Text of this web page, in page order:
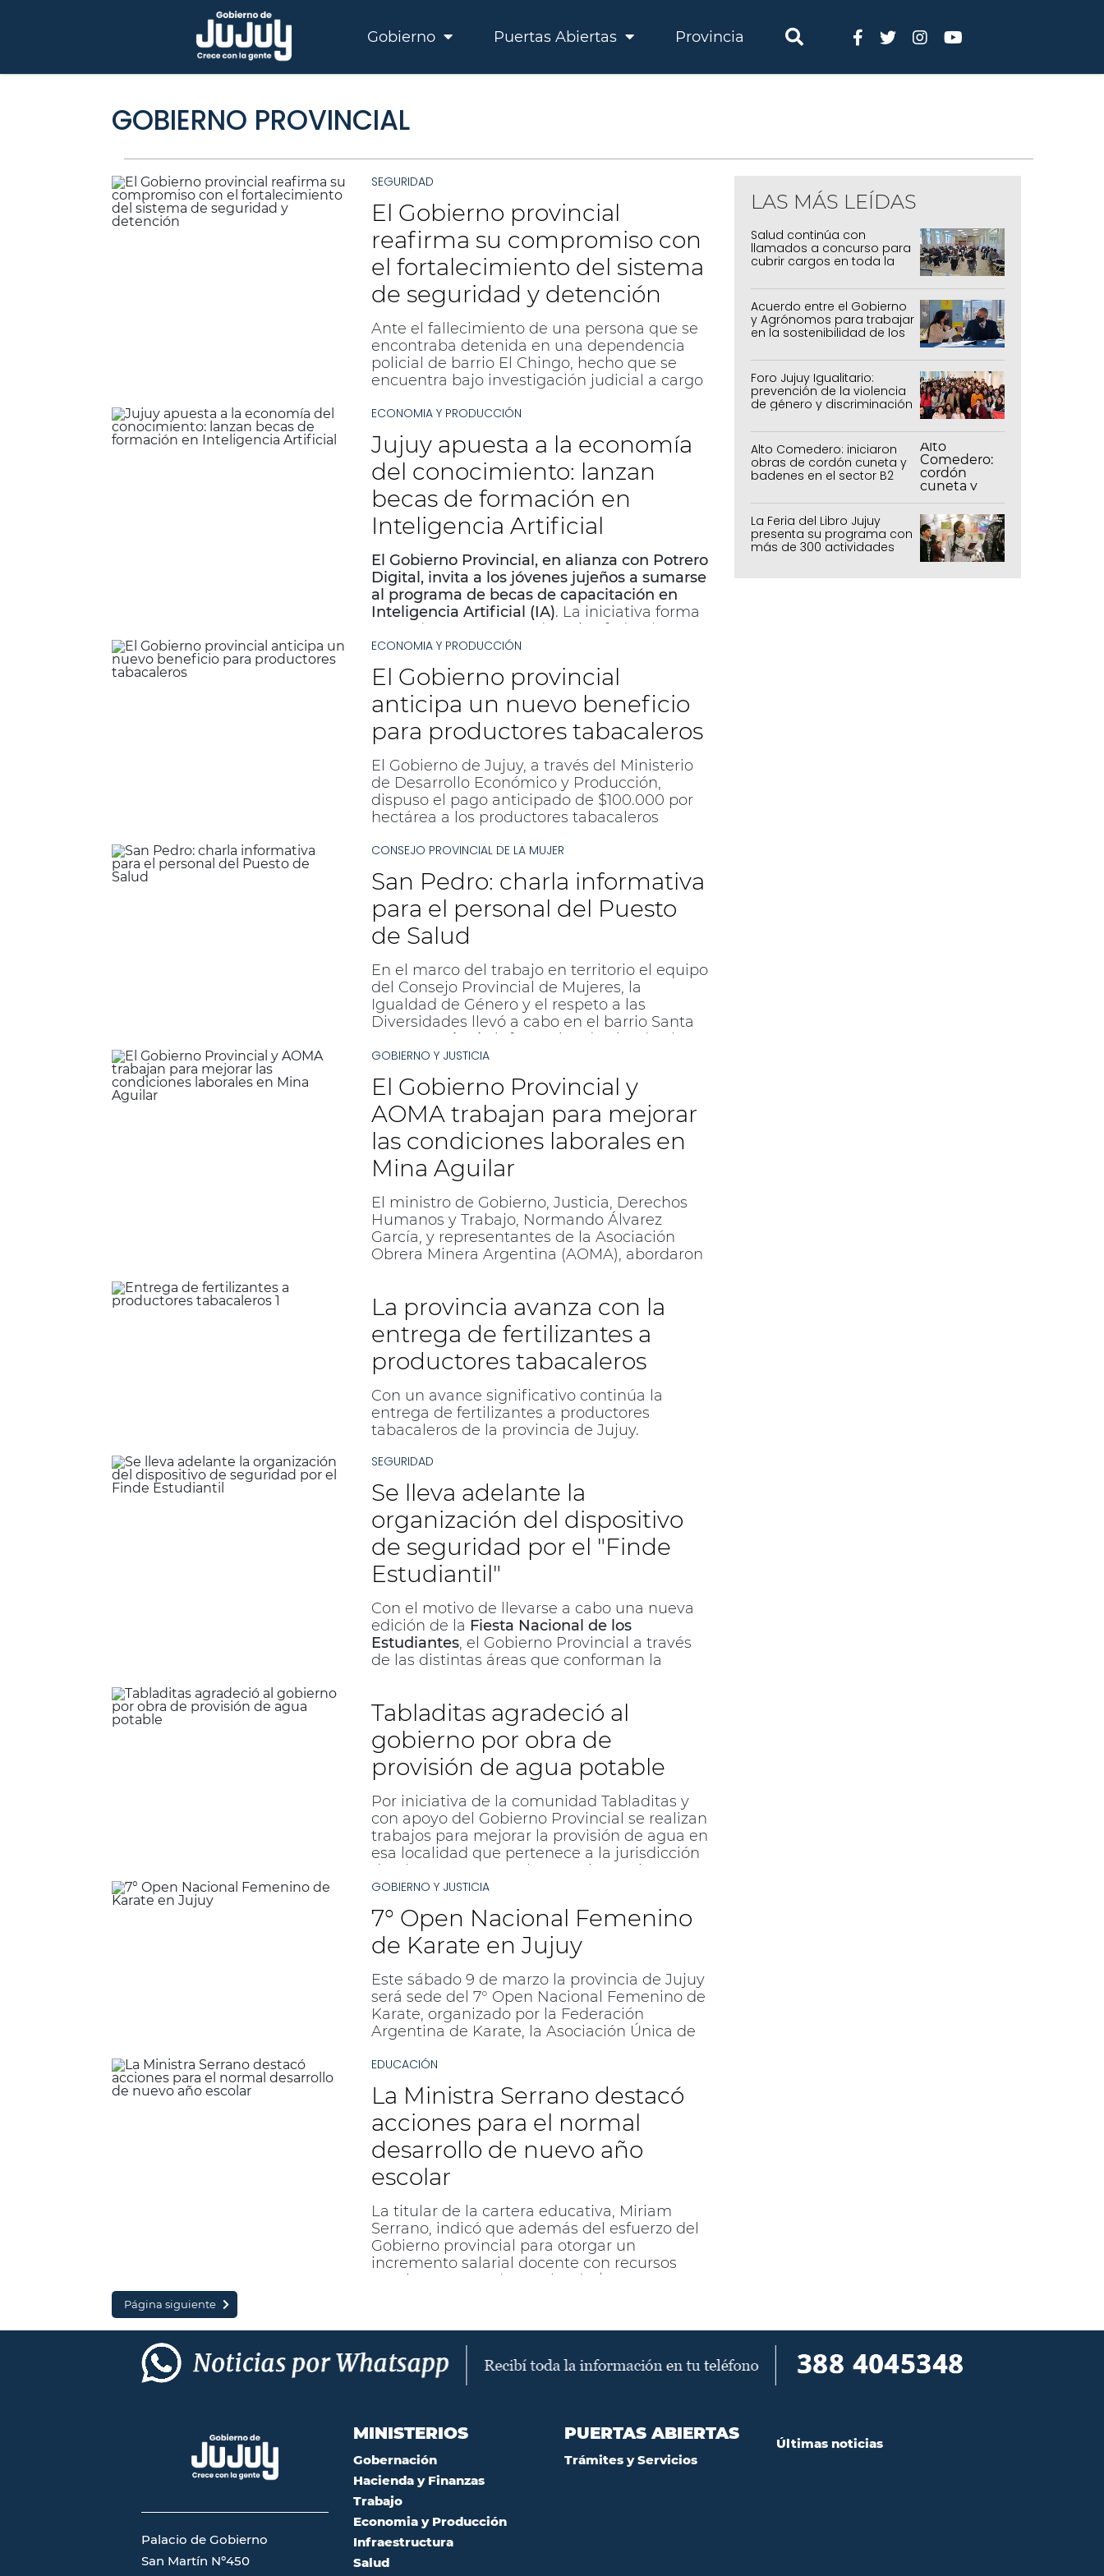
Gobierno Puertas Abiertas Provincia
GOBIERNO PROVINCIAL
SEGURIDAD
El Gobierno provincial
reafirma su compromiso con
el fortalecimiento del sistema
de seguridad y detención
Ante el fallecimiento de una persona que se
encontraba detenida en una dependencia
policial de barrio El Chingo, hecho que se
encuentra bajo investigación judicial a cargo
las actuaciones correspondientes en pleno
desarrollo el ministerio de Seguridad informó
que desde el primer momento puso a
disposición de la Justicia todos los recursos
necesarios, garantizando la intervención
inmediata de los organismos competentes y
el resguardo de las actuaciones, en el marco
de un proceso que permitirá esclarecer lo
ocurrido y determinar eventuales
responsabilidades.
ECONOMIA Y PRODUCCIÓN
Jujuy apuesta a la economía
del conocimiento: lanzan
becas de formación en
Inteligencia Artificial
El Gobierno Provincial, en alianza con Potrero
Digital , invita a los jóvenes jujeños a sumarse
al programa de becas de capacitación en
Inteligencia Artificial (IA). La iniciativa forma
parte de un trayecto educativo federal
diseñado para fortalecer el talento joven y
fomentar vocaciones tecnológicas en toda la
región.
ECONOMIA Y PRODUCCIÓN
El Gobierno provincial
anticipa un nuevo beneficio
para productores tabacaleros
El Gobierno de Jujuy, a través del Ministerio
de Desarrollo Económico y Producción,
dispuso el pago anticipado de $100.000 por
hectárea a los productores tabacaleros
Compensación de Gasto en Carburantes.
CONSEJO PROVINCIAL DE LA MUJER
San Pedro: charla informativa
para el personal del Puesto
de Salud
En el marco del trabajo en territorio el equipo
del Consejo Provincial de Mujeres, la
Igualdad de Género y el respeto a las
Diversidades llevó a cabo en el barrio Santa
charla
informativa destinada al
personal del Puesto de Salud.
GOBIERNO Y JUSTICIA
El Gobierno Provincial y
AOMA trabajan para mejorar
las condiciones laborales en
Mina Aguilar
El ministro de Gobierno, Justicia, Derechos
Humanos y Trabajo, Normando Álvarez
García, y representantes de la Asociación
Obrera Minera Argentina (AOMA), abordaron
Aguilar.
La provincia avanza con la
entrega de fertilizantes a
productores tabacaleros
Con un avance significativo continúa la
entrega de fertilizantes a productores
tabacaleros de la provincia de Jujuy.
SEGURIDAD
Se lleva adelante la
organización del dispositivo
de seguridad por el "Finde
Estudiantil"
Con el motivo de llevarse a cabo una nueva
edición de la Fiesta Nacional de los
Estudiantes, el Gobierno Provincial a través
de las distintas áreas que conforman la
FNE, pueda desarrollarse dentro de los
marcos de seguridad estipulados.
Tabladitas agradeció al
gobierno por obra de
provisión de agua potable
Por iniciativa de la comunidad Tabladitas y
con apoyo del Gobierno Provincial se realizan
trabajos para mejorar la provisión de agua en
esa localidad que pertenece a la jurisdicción
de Abra Pampa. La obra, se ejecuta junto a
Agua Potable de Jujuy, y mejorará
significativamente la calidad de vida de los
habitantes del pueblo.
GOBIERNO Y JUSTICIA
7° Open Nacional Femenino
de Karate en Jujuy
Este sábado 9 de marzo la provincia de Jujuy
será sede del 7° Open Nacional Femenino de
Karate, organizado por la Federación
Argentina de Karate, la Asociación Única de
municipio capitalino.
EDUCACIÓN
La Ministra Serrano destacó
acciones para el normal
desarrollo de nuevo año
escolar
La titular de la cartera educativa, Miriam
Serrano, indicó que además del esfuerzo del
Gobierno provincial para otorgar un
incremento salarial docente con recursos
propios, una ayuda escolar de $15000 y una
lleva adelante una serie de acciones que
permitan garantizar un normal desarrollo del
Ciclo Lectivo.
Página siguiente
LAS MÁS LEÍDAS
Salud continúa con
llamados a concurso para
cubrir cargos en toda la
Acuerdo entre el Gobierno
y Agrónomos para trabajar
en la sostenibilidad de los
agrícolas, pecuarios y
forestal
Foro Jujuy Igualitario:
prevención de la violencia
de género y discriminación
Alto Comedero: iniciaron
obras de cordón cuneta y
badenes en el sector B2
La Feria del Libro Jujuy
presenta su programa con
más de 300 actividades
Palacio de Gobierno
San Martín Nº450
MINISTERIOS
Gobernación
Hacienda y Finanzas
Trabajo
Economia y Producción
Infraestructura
Salud
PUERTAS ABIERTAS
Trámites y Servicios
Últimas noticias